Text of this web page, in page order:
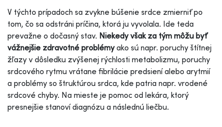
V týchto prípadoch sa zvykne búšenie srdce zmierniť po
tom, čo sa odstráni príčina, ktorá ju vyvolala. Ide teda
prevažne o dočasný stav. Niekedy však za tým môžu byť
vážnejšie zdravotné problémyako sú napr. poruchy štítnej
žľazy v dôsledku zvýšenej rýchlosti metabolizmu, poruchy
srdcového rytmu vrátane fibrilácie predsiení alebo arytmií
a problémy so štruktúrou srdca, kde patria napr. vrodené
srdcové chyby. Na mieste je pomoc od lekára, ktorý
presnejšie stanoví diagnózu a následnú liečbu.